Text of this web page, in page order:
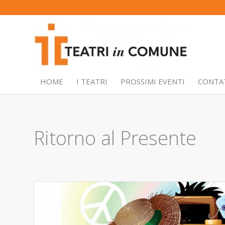
HOME I TEATRI PROSSIMI EVENTI
Ritorno al Presente